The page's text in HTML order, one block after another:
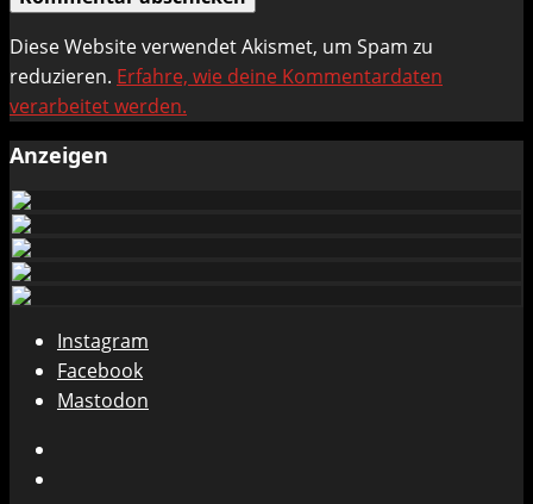
Diese Website verwendet Akismet, um Spam zu
reduzieren. Erfahre, wie deine Kommentardaten
verarbeitet werden.
Anzeigen
Instagram
Facebook
Mastodon